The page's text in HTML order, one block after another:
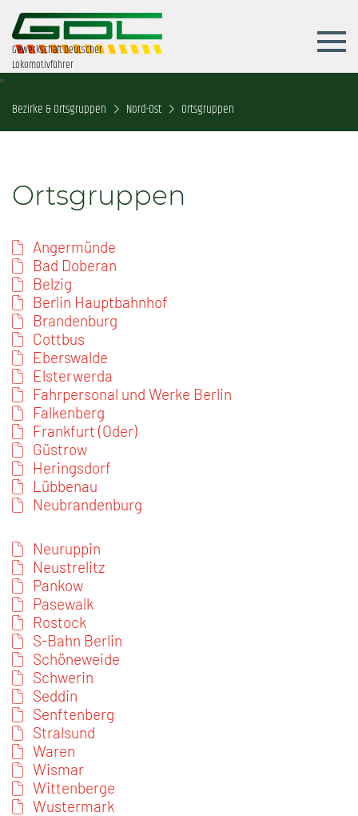
Gewerkschaft Deutscher
Lokomotivführer
Bezirke & Ortsgruppen Nord-Ost Ortsgruppen
Ortsgruppen
Angermünde
Bad Doberan
Belzig
Berlin Hauptbahnhof
Brandenburg
Cottbus
Eberswalde
Elsterwerda
Fahrpersonal und Werke Berlin
Falkenberg
Frankfurt (Oder)
Güstrow
Heringsdorf
Lübbenau
Neubrandenburg
Neuruppin
Neustrelitz
Pankow
Pasewalk
Rostock
S-Bahn Berlin
Schöneweide
Schwerin
Seddin
Senftenberg
Stralsund
Waren
Wismar
Wittenberge
Wustermark